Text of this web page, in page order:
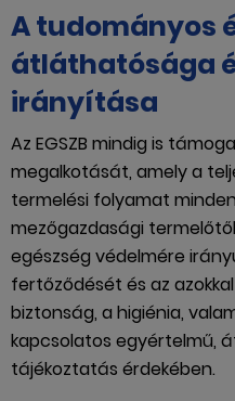
A tudományos
átláthatósága
irányítása
Az EGSZB mindig is
megalkotását, amely a
termelési folyamat
mezőgazdasági
egészség védelmére
fertőződését és az
biztonság, a higiénia,
kapcsolatos egyértelmű,
tájékoztatás érdekében.